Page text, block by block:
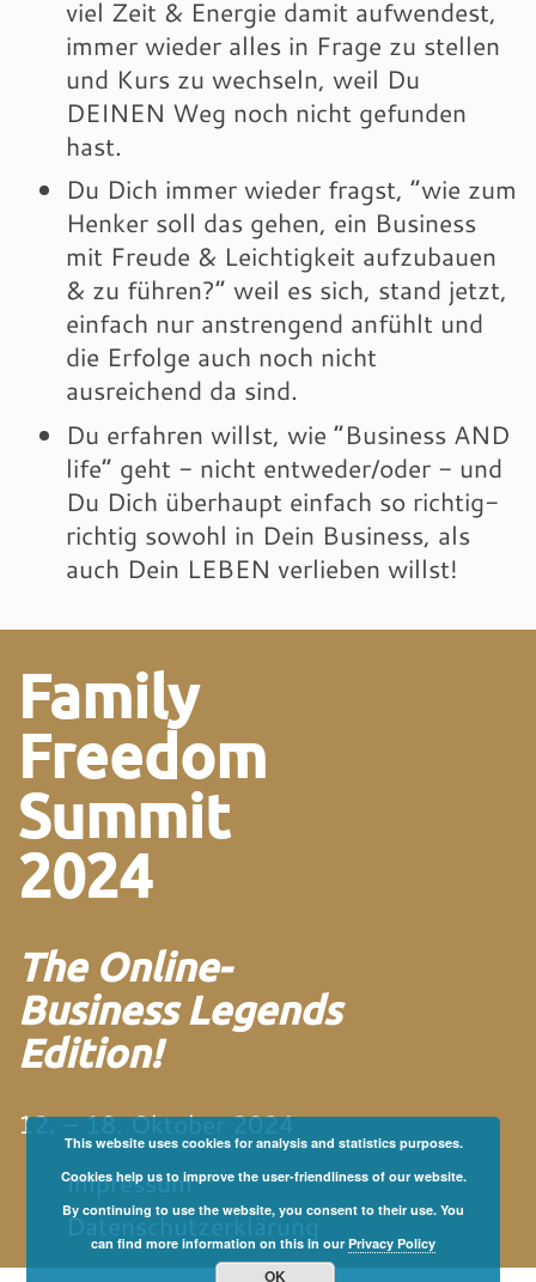
viel Zeit & Energie damit aufwendest,
immer wieder alles in Frage zu stellen
und Kurs zu wechseln, weil Du
DEINEN Weg noch nicht gefunden
hast.
Du Dich immer wieder fragst, “wie zum
Henker soll das gehen, ein Business
mit Freude & Leichtigkeit aufzubauen
& zu führen?” weil es sich, stand jetzt,
einfach nur anstrengend anfühlt und
die Erfolge auch noch nicht
ausreichend da sind.
Du erfahren willst, wie “Business AND
life” geht - nicht entweder/oder - und
Du Dich überhaupt einfach so richtig-
richtig sowohl in Dein Business, als
auch Dein LEBEN verlieben willst!
Family
Freedom
Summit
2024
The Online-
Business Legends
Edition!
12. – 18. Oktober 2024
Impressum
Datenschutzerklärung
This website uses cookies for analysis and statistics purposes.
Cookies help us to improve the user-friendliness of our website.
By continuing to use the website, you consent to their use. You
can find more information on this in ourPrivacy Policy
OK